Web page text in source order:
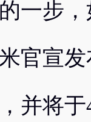
一步
官宣
并将